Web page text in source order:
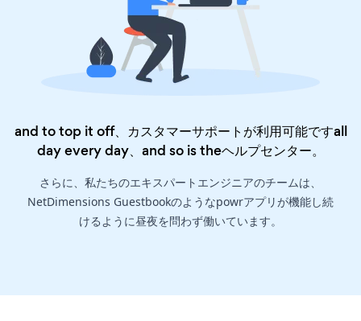
and to top it off、カスタマーサポートが利用可能ですall
day every day、and so is theヘルプセンター。
さらに、私たちのエキスパートエンジニアのチームは、
NetDimensions Guestbookのようなpowrアプリが機能し続
けるように昼夜を問わず働いています。